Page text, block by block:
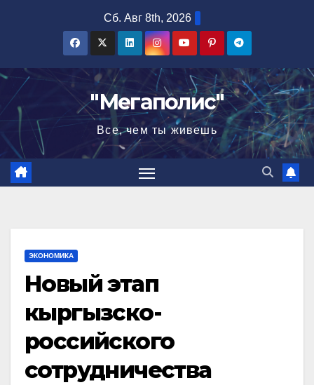
Сб. Авг 8th, 2026
"Мегаполис"
Все, чем ты живешь
ЭКОНОМИКА
Новый этап
кыргызско-
российского
сотрудничества